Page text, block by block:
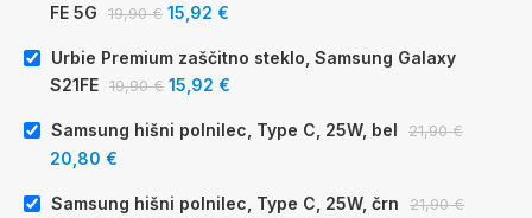
FE 5G
19,90€ 15,92 €
Urbie Premium zaščitno steklo, Samsung Galaxy
S21FE 19,90€ 15,92 €
Samsung hišni polnilec, Type C, 25W, bel 21,90€
20,80 €
Samsung hišni polnilec, Type C, 25W, črn 21,90€